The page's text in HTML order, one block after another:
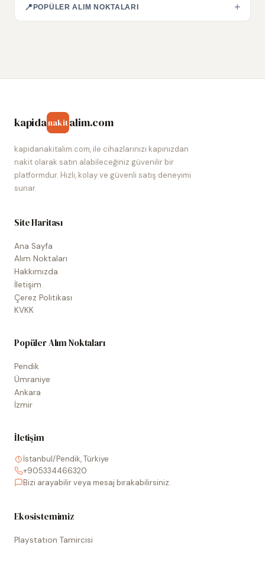
📍 POPÜLER ALIM NOKTALARI +
kapidanakitalim.com
kapidanakitalim.com, ile cihazlarınızı kapınızdan
nakit olarak satın alabileceğiniz güvenilir bir
platformdur. Hızlı, kolay ve güvenli satış deneyimi
sunar.
Site Haritası
Ana Sayfa
Alım Noktaları
Hakkımızda
İletişim
Çerez Politikası
KVKK
Popüler Alım Noktaları
Pendik
Ümraniye
Ankara
İzmir
İletişim
İstanbul/Pendik, Türkiye
+905334466320
Bizi arayabilir veya mesaj bırakabilirsiniz.
Ekosistemimiz
Playstation Tamircisi